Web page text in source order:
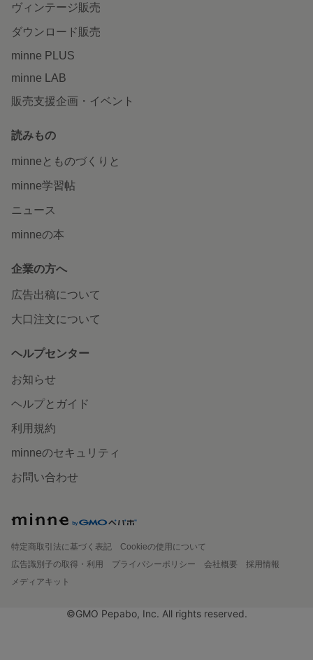
ヴィンテージ販売
ダウンロード販売
minne PLUS
minne LAB
販売支援企画・イベント
読みもの
minneとものづくりと
minne学習帖
ニュース
minneの本
企業の方へ
広告出稿について
大口注文について
ヘルプセンター
お知らせ
ヘルプとガイド
利用規約
minneのセキュリティ
お問い合わせ
特定商取引法に基づく表記
Cookieの使用について
広告識別子の取得・利用
プライバシーポリシー 会社概要
採用情報
メディアキット
©GMO Pepabo, Inc. All rights reserved.